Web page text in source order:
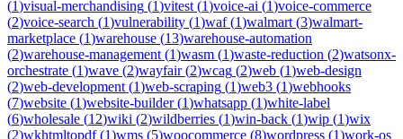
(1)visual-merchandising (1)vitest (1)voice-ai (1)voice-commerce
(2)voice-search (1)vulnerability (1)waf(1)walmart (3)walmart-
marketplace (1)warehouse (13)warehouse-automation
(2)warehouse-management (1)wasm (1)waste-reduction (2)watsonx-
orchestrate (1)wave (2)wayfair(2)wcag (2)web (1)web-design
(2)web-development (1)web-scraping (1)web3 (1)webhooks
(7)website (1)website-builder(1)whatsapp (1)white-label
(6)wholesale (12)wiki (2)wildberries (1)win-back (1)wip (1)wix
(2)wkhtmltopdf(1)wms (5)woocommerce (8)wordpress (1)work-os